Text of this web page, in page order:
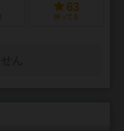
63
持ってる